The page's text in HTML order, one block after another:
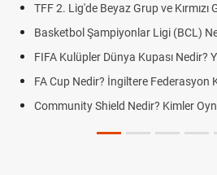
TFF 2. Lig'de Beyaz Grup ve Kırmızı
Basketbol Şampiyonlar Ligi (BCL)
FIFA Kulüpler Dünya Kupası Nedir?
FA Cup Nedir? İngiltere Federasyon
Community Shield Nedir? Kimler